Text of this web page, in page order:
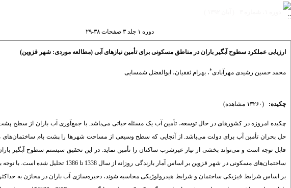
دوره ۱ جلد ۳ صفحات ۳۸-۲۹
ارزیابی عملکرد سطوح آبگیر باران در مناطق مسکونی برای تأمین نیازهای آبی (مطالعه موردی: شهر قزوین)
محمد حسین رشیدی مهرآبادی*، بهرام ثقفیان، ابوالفضل شمسایی
چکیده: (۱۳۲۶۰ مشاهده)
چکیده امروزه در کشورهای در حال توسعه، تأمین آب یک مسئله حیاتی می‌باشد. با جمع‌آوری آب‌ باران از
حل بحران تأمین آب برای دولت می‌باشد. از آنجایی که سطح وسیعی از مساحت شهرها را پشت بام
قابل توجه است و می‌تواند بخشی از نیاز غیرشرب ساکنان را تأمین ‌نماید. در این تحقیق سیستم سطوح آبگیر
ساختمان‌های مسکونی در شهر قزوین بر اساس
بر اساس شرایط فیزیکی ساختمان و شرایط هیدرولوژیکی محاسبه شوند، ذخیره‌سازی آب باران در مخازن به